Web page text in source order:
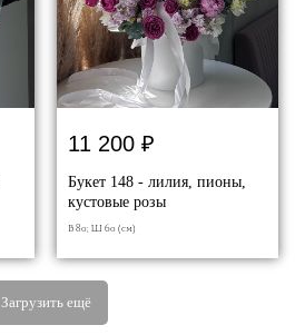
11 200 ₽
Букет 148 - лилия, пионы,
кустовые розы
В 80; Ш 60 (см)
Загрузить ещё